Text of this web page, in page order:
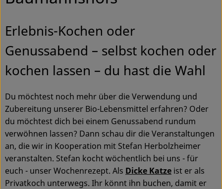
Obst & Gemüse
Kühltheke
Backwaren
Haltbares
Getränke
Drogerie
So geht's
Erlebnis-Kochen oder
Genussabend – selbst kochen oder
kochen lassen – du hast die Wahl
Du möchtest noch mehr über die Verwendung und
Zubereitung unserer Bio-Lebensmittel erfahren? Oder
du möchtest dich bei einem Genussabend rundum
verwöhnen lassen? Dann schau dir die Veranstaltungen
an, die wir in Kooperation mit Stefan Herbolzheimer
veranstalten. Stefan kocht wöchentlich bei uns - für
euch - unser Wochenrezept. Als Dicke Katze ist er als
Privatkoch unterwegs. Ihr könnt ihn buchen, damit er